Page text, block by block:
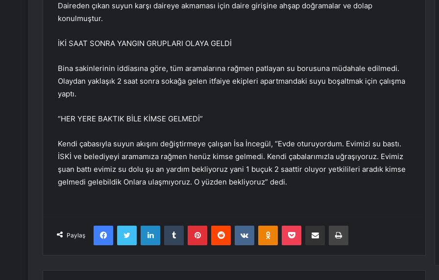
Daireden çıkan suyun karşı daireye akmaması için daire girişine ahşap doğramalar ve dolap
konulmuştur.
İKİ SAAT SONRA YANGIN GRUPLARI OLAYA GELDİ
Bina sakinlerinin iddiasına göre, tüm aramalarına rağmen patlayan su borusuna müdahale edilmedi.
Olaydan yaklaşık 2 saat sonra sokağa gelen itfaiye ekipleri apartmandaki suyu boşaltmak için çalışma
yaptı.
“HER YERE BAKTIK BİLE KİMSE GELMEDİ”
Kendi çabasıyla suyun akışını değiştirmeye çalışan İsa İncegül, “Evde oturuyordum. Evimizi su bastı.
İSKİ ve belediyeyi aramamıza rağmen henüz kimse gelmedi. Kendi çabalarımızla uğraşıyoruz. Evimiz
şuan battı evimiz su dolu şu an yardım bekliyoruz yani 1 buçuk 2 saattir oluyor yetkilileri aradık kimse
gelmedi gelebildik Onlara ulaşmıyoruz. O yüzden bekliyoruz” dedi.
Paylaş
FacebookTwitter LinkedInTumblr PinterestReddit VKontakteOdnoklassniki
Pocket E-Posta ile paylaş Yazdır